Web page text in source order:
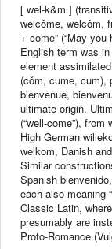
[ wel-k&m ]
welcǒme, welcǒm,
+‎ come” (“May
English term was
element
(cǒm, cume, cum),
bienvenue,
ultimate origin.
(“well-come”),
High German
welkom, Danish
Similar
Spanish
each also meaning
Classic Latin,
presumably are
Proto-Romance